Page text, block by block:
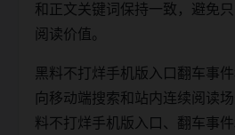
和正文关键词保持一致，避免
阅读价值。
黑料不打烊手机版入口翻车事
向移动端搜索和站内连续阅读
料不打烊手机版入口、翻车事